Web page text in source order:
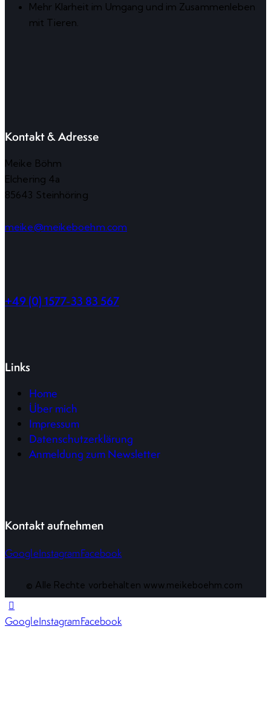
Mehr Klarheit im Umgang und im Zusammenleben
mit Tieren.
Kontakt & Adresse
Meike Böhm
Elchering 4a
85643 Steinhöring
meike@meikeboehm.com
+49 (0) 1577-33 83 567
Links
Home
Über mich
Impressum
Datenschutzerklärung
Anmeldung zum Newsletter
Kontakt aufnehmen
GoogleInstagramFacebook
© Alle Rechte vorbehalten www.meikeboehm.com
GoogleInstagramFacebook